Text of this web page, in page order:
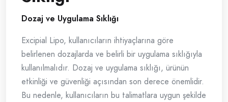
Dozaj ve Uygulama Sıklığı
Excipial Lipo, kullanıcıların ihtiyaçlarına göre
belirlenen dozajlarda ve belirli bir uygulama sıklığıyla
kullanılmalıdır. Dozaj ve uygulama sıklığı, ürünün
etkinliği ve güvenliği açısından son derece önemlidir.
Bu nedenle, kullanıcıların bu talimatlara uygun şekilde